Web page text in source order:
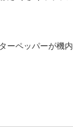
ーペッパーが機